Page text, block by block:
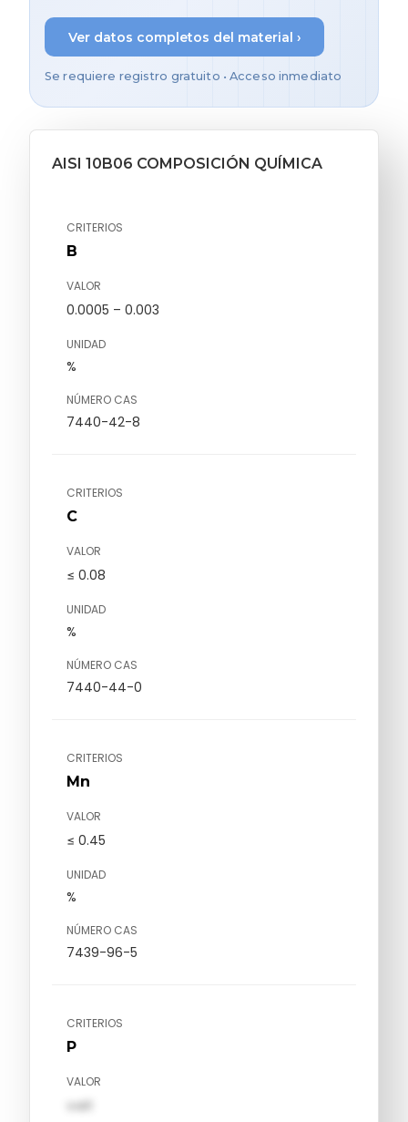
Ver datos completos del material ›
Se requiere registro gratuito • Acceso inmediato
AISI 10B06 COMPOSICIÓN QUÍMICA
CRITERIOS
B
VALOR
0.0005 – 0.003
UNIDAD
%
NÚMERO CAS
7440-42-8
CRITERIOS
C
VALOR
≤ 0.08
UNIDAD
%
NÚMERO CAS
7440-44-0
CRITERIOS
Mn
VALOR
≤ 0.45
UNIDAD
%
NÚMERO CAS
7439-96-5
CRITERIOS
P
VALOR
val1